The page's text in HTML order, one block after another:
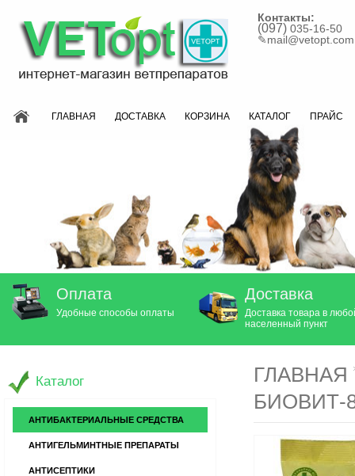
Контакты:
(097) 035-16-50
✎mail@vetopt.com
ГЛАВНАЯ ДОСТАВКА КОРЗИНА КАТАЛОГ ПРАЙС
Оплата
Удобные способы оплаты
Доставка
Доставка товара в
населенный пункт
ГЛАВНАЯ
БИОВИТ-
Каталог
АНТИБАКТЕРИАЛЬНЫЕ СРЕДСТВА
АНТИГЕЛЬМИНТНЫЕ ПРЕПАРАТЫ
АНТИСЕПТИКИ